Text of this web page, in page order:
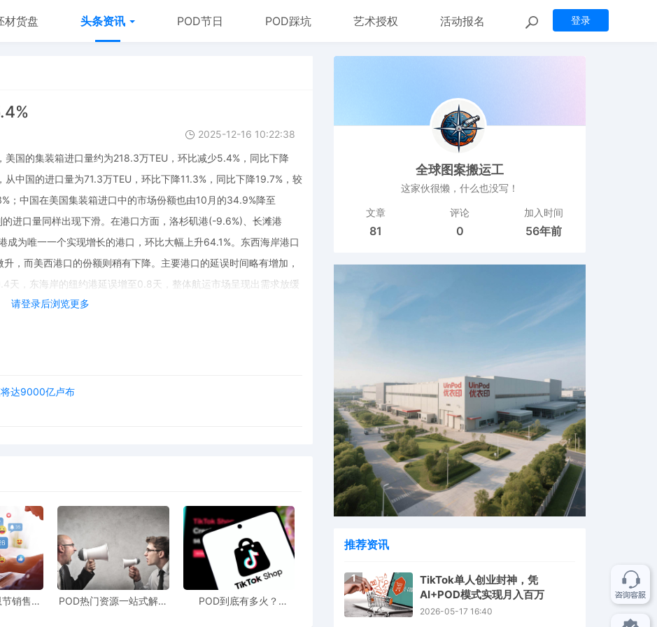
登录
材货盘 头条资讯 POD节日 POD踩坑 艺术授权 活动报名
2025-12-16 10:22:38
请登录后浏览更多
国的集装箱进口量约为218.3万TEU，环比减少5.4%，同比下降
中国的进口量为71.3万TEU，环比下降11.3%，同比下降19.7%，较
；中国在美国集装箱进口中的市场份额也由10月的34.9%降至
进口量同样出现下滑。在港口方面，洛杉矶港(-9.6%)、长滩港
为唯一一个实现增长的港口，环比大幅上升64.1%。东西海岸港口
，而美西港口的份额则稍有下降。主要港口的延误时间略有增加，
天，东海岸的纽约港延误增至0.8天，整体航运市场呈现出需求放缓
达9000亿卢布
销售额
POD热门资源一站式解决
POD到底有多火？
全球图案搬运工
这家伙很懒，什么也没写！
文章
81
评论
0
加入时间
56年前
推荐资讯
1
TikTok单人创业封神，凭
AI+POD模式实现月入百万
2026-05-17 16:40